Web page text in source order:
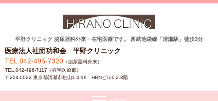
平野クリニック 泌尿器科外来・在宅医療です。 西武池袋線「清瀬駅」徒歩3分
医療法人社団功和会 平野クリニック
TEL.042-495-7320 （泌尿器科外来）
TEL.042-496-7117（在宅医療部）
〒204-0022 東京都清瀬市松山1-4-19 HRNビル1.2.3階